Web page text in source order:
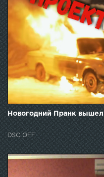
Новогодний Пранк вышел
DSC OFF